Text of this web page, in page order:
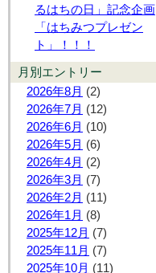
るはちの日」記念企画
「はちみつプレゼン
ト」！！！
月別エントリー
2026年8月 (2)
2026年7月 (12)
2026年6月 (10)
2026年5月 (6)
2026年4月 (2)
2026年3月 (7)
2026年2月 (11)
2026年1月 (8)
2025年12月 (7)
2025年11月 (7)
2025年10月 (11)